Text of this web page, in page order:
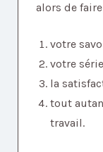
alors de
votre
votre
la
tout
travail.